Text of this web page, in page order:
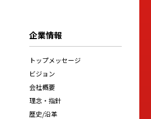
企業情報
トップメッセージ
ビジョン
会社概要
理念・指針
歴史/沿革